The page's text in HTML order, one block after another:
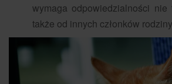
wymaga odpowiedzialności
także od innych członków